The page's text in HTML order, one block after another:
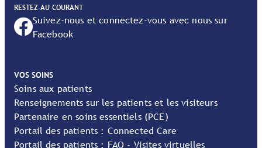
RESTEZ AU COURANT
Suivez-nous et connectez-vous avec nous sur
Facebook
VOS SOINS
Soins aux patients
Renseignements sur les patients et les visiteurs
Partenaire en soins essentiels (PCE)
Portail des patients : Connected Care
Portail des patients : FAQ - Visites virtuelles